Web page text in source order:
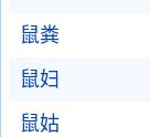
鼠粪
鼠妇
鼠姑